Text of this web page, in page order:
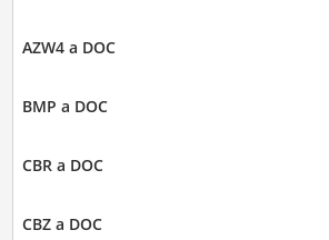
AZW4 a DOC
BMP a DOC
CBR a DOC
CBZ a DOC